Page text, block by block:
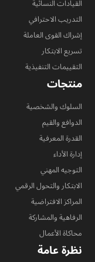
التدريب الاحترافي
إشراك القوى العاملة
تسريع الابتكار
التقييمات التنفيذية
منتجات
السلوك والشخصية
الدوافع والقيم
القدرة المعرفية
إدارة الأداء
التوجيه المهني
الابتكار والتحول الرقمي
المراكز الافتراضية
الرفاهية والمشاركة
محاكاة الأعمال
نظرة عامة